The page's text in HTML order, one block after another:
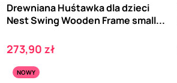
Drewniana Huśtawka dla dzieci
Nest Swing Wooden Frame small...
Cena
273,90 zł
NOWY